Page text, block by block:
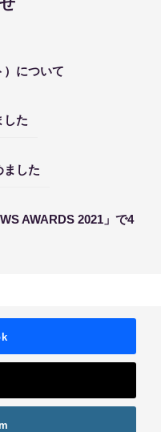
）について
した
ました
AWARDS 2021」で4